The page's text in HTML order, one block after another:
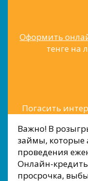
Оформить
тенге на
Погасить
Важно! В
займы, которые
проведения
Онлайн-
просрочка,